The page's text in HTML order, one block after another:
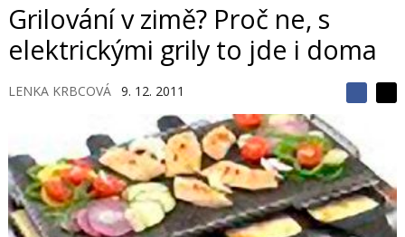
Grilování v zimě? Proč ne, s
elektrickými grily to jde i doma
LENKA KRBCOVÁ 9. 12. 2011
S
í
l
e
t
S
l
e
j
t
e
n
a
t
e
n
a